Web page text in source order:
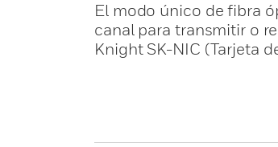
El modo único de fibra
canal para transmitir o
Knight SK-NIC (Tarjeta